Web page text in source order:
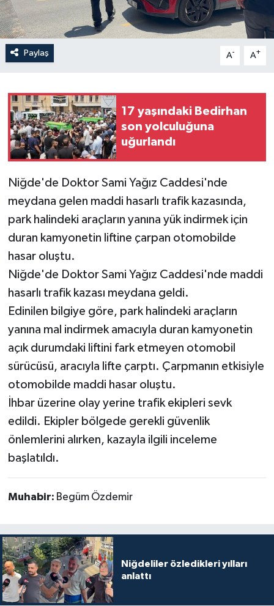
Paylaş A- A+
17 yaşındaki Bedirhan
son yolculuğuna
uğurlandı
Niğde'de Doktor Sami Yağız Caddesi'nde
meydana gelen maddi hasarlı trafik kazasında,
park halindeki araçların yanına yük indirmek için
duran kamyonetin liftine çarpan otomobilde
hasar oluştu.
Niğde'de Doktor Sami Yağız Caddesi'nde maddi
hasarlı trafik kazası meydana geldi.
Edinilen bilgiye göre, park halindeki araçların
yanına mal indirmek amacıyla duran kamyonetin
açık durumdaki liftini fark etmeyen otomobil
sürücüsü, aracıyla lifte çarptı. Çarpmanın etkisiyle
otomobilde maddi hasar oluştu.
İhbar üzerine olay yerine trafik ekipleri sevk
edildi. Ekipler bölgede gerekli güvenlik
önlemlerini alırken, kazayla ilgili inceleme
başlatıldı.
Muhabir: Begüm Özdemir
Niğdeliler özledikleri yılları
anlattı